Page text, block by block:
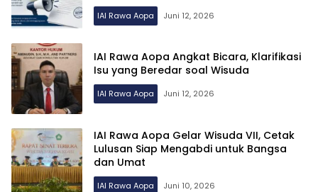
IAI Rawa Aopa Juni 12, 2026
IAI Rawa Aopa Angkat Bicara, Klarifikasi
Isu yang Beredar soal Wisuda
IAI Rawa Aopa Juni 12, 2026
IAI Rawa Aopa Gelar Wisuda VII, Cetak
Lulusan Siap Mengabdi untuk Bangsa
dan Umat
IAI Rawa Aopa Juni 10, 2026